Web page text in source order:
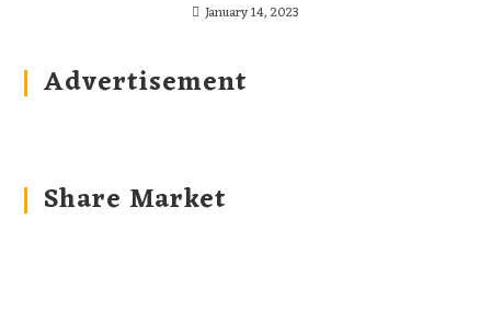
January 14, 2023
Advertisement
Share Market